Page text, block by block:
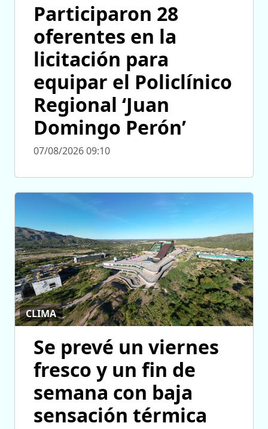
Participaron 28
oferentes en la
licitación para
equipar el Policlínico
Regional ‘Juan
Domingo Perón’
07/08/2026 09:10
CLIMA
Se prevé un viernes
fresco y un fin de
semana con baja
sensación térmica